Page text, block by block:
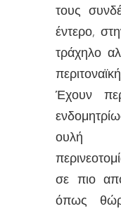
τους
έντερο,
τράχηλο
Έχουν
ουλή
σε πιο
όπως